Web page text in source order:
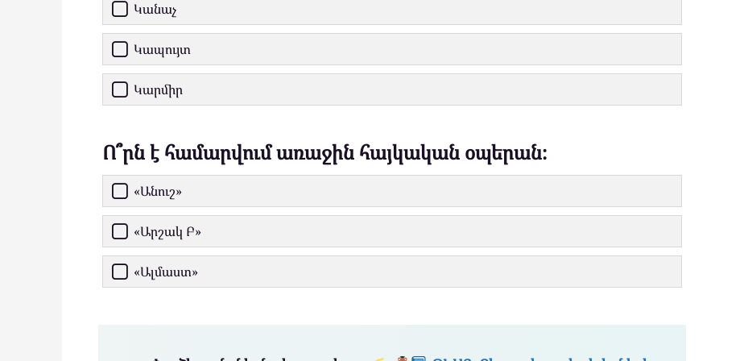
Կանաչ
Կապույտ
Կարմիր
Ո՞րն է համարվում առաջին հայկական օպերան։
«Անուշ»
«Արշակ Բ»
«Ալմաստ»